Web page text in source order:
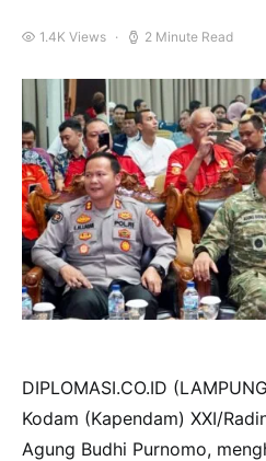
1.4K Views 2 Minute Read
DIPLOMASI.CO.ID
Kodam (Kapendam) XXI/
Agung Budhi Purnomo,